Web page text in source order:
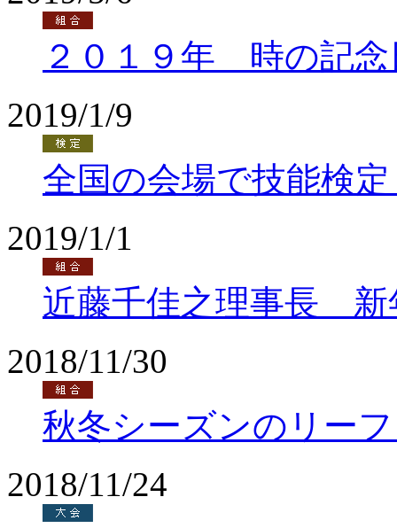
２０１９年 時の記
2019/1/9
全国の会場で技能検
2019/1/1
近藤千佳之理事長 新
2018/11/30
秋冬シーズンのリー
2018/11/24